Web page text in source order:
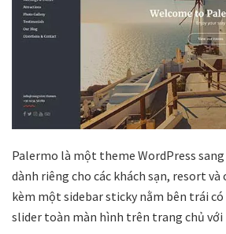
Palermo là một theme WordPress
dành riêng cho các khách sạn, resort
kèm một sidebar sticky nằm bên trái
slider toàn màn hình trên trang chủ